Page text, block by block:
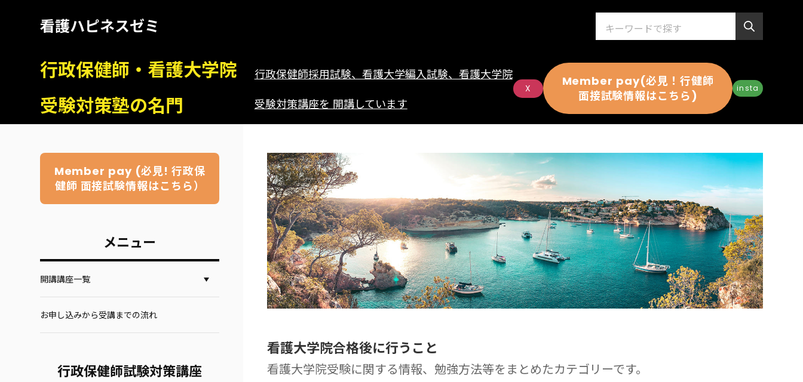
看護ハピネスゼミ
行政保健師・看護大学院
受験対策塾の名門
行政保健師採用試験、看護大学編入試験、看護大学院
受験対策講座を 開講しています
X Member pay(必見！行健師
面接試験情報はこちら)
insta
看護大学院合格後に行うこと
看護大学院受験に関する情報、勉強方法等をまとめたカテゴリーです。
Member pay (必見! 行政保
健師 面接試験情報はこちら）
メニュー
開講講座一覧
お申し込みから受講までの流れ
行政保健師試験対策講座